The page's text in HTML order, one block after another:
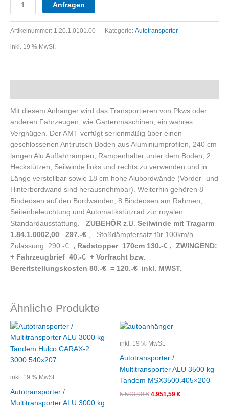
Anfragen
Artikelnummer: 1.20.1.0101.00 Kategorie: Autotransporter
inkl. 19 % MwSt.
Mit diesem Anhänger wird das Transportieren von Pkws oder
anderen Fahrzeugen, wie Gartenmaschinen, ein wahres
Vergnügen. Der AMT verfügt serienmäßig über einen
geschlossenen Antirutsch Boden aus Aluminiumprofilen, 240 cm
langen Alu Auffahrrampen, Rampenhalter unter dem Boden, 2
Heckstützen, Seilwinde links und rechts zu verwenden und in
Länge verstellbar sowie 18 cm hohe Alubordwände (Vorder- und
Hinterbordwand sind herausnehmbar). Weiterhin gehören 8
Bindeösen auf den Bordwänden, 8 Bindeösen am Rahmen,
Seitenbeleuchtung und Automatikstützrad zur royalen
Standardausstattung. ZUBEHÖR z.B. Seilwinde mit Tragarm
1.84.1.0002,00 297.-€ , Stoßdämpfersatz für 100km/h
Zulassung 290.-€ , Radstopper 170cm 130.-€ , ZWINGEND:
+ Fahrzeugbrief 40.-€ + Vorfracht bzw.
Bereitstellungskosten 80.-€ = 120.-€ inkl. MWST.
Ähnliche Produkte
inkl. 19 % MwSt.
Autotransporter /
Multitransporter ALU 3000 kg
Ursprünglicher
war:
6.545,00 €
Aktueller
ist:
5.652,50 €.
inkl. 19 % MwSt.
Autotransporter /
Multitransporter ALU 3500 kg
Tandem MSX3500.405×200
5.593,00€
Ursprünglicher
war:
4.951,59 €